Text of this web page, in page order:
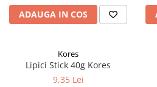
Accesorii pentru birou
Elastice / Buretiere / Lupe
Benzi Adezive / Dispensere
ADAUGA IN COS
Kores
Lipici Stick 40g Kores
9,35 Lei